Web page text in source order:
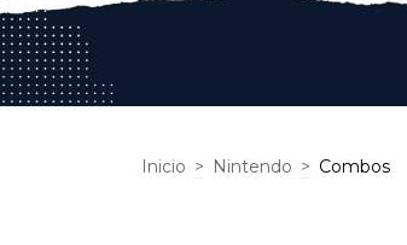
Inicio > Nintendo > Combos